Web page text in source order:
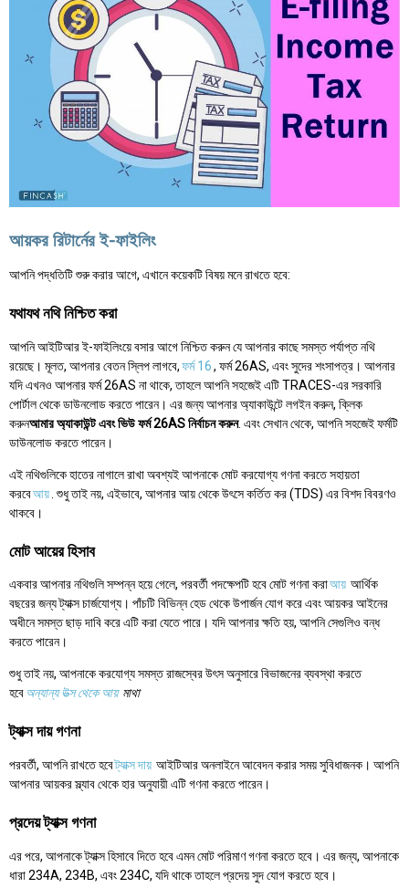
আয়কর রিটার্নের ই-ফাইলিং
আপনি পদ্ধতিটি শুরু করার আগে, এখানে কয়েকটি বিষয় মনে রাখতে হবে:
যথাযথ নথি নিশ্চিত করা
আপনি আইটিআর ই-ফাইলিংয়ে বসার আগে নিশ্চিত করুন যে আপনার কাছে সমস্ত পর্যাপ্ত নথি
রয়েছে। মূলত, আপনার বেতন স্লিপ লাগবে,ফর্ম 16, ফর্ম 26AS, এবং সুদের শংসাপত্র। আপনার
যদি এখনও আপনার ফর্ম 26AS না থাকে, তাহলে আপনি সহজেই এটি TRACES-এর সরকারি
পোর্টাল থেকে ডাউনলোড করতে পারেন। এর জন্য আপনার অ্যাকাউন্টে লগইন করুন, ক্লিক
করুনআমার অ্যাকাউন্ট এবং ভিউ ফর্ম 26AS নির্বাচন করুন. এবং সেখান থেকে, আপনি সহজেই ফর্মটি
ডাউনলোড করতে পারেন।
এই নথিগুলিকে হাতের নাগালে রাখা অবশ্যই আপনাকে মোট করযোগ্য গণনা করতে সহায়তা
করবেআয় . শুধু তাই নয়, এইভাবে, আপনার আয় থেকে উৎসে কর্তিত কর (TDS) এর বিশদ বিবরণও
থাকবে।
মোট আয়ের হিসাব
একবার আপনার নথিগুলি সম্পন্ন হয়ে গেলে, পরবর্তী পদক্ষেপটি হবে মোট গণনা করাআয় আর্থিক
বছরের জন্য ট্যাক্স চার্জযোগ্য। পাঁচটি বিভিন্ন হেড থেকে উপার্জন যোগ করে এবং আয়কর আইনের
অধীনে সমস্ত ছাড় দাবি করে এটি করা যেতে পারে। যদি আপনার ক্ষতি হয়, আপনি সেগুলিও বন্ধ
করতে পারেন।
শুধু তাই নয়, আপনাকে করযোগ্য সমস্ত রাজস্বের উৎস অনুসারে বিভাজনের ব্যবস্থা করতে
হবে অন্যান্য উত্স থেকে আয় মাথা
ট্যাক্স দায় গণনা
পরবর্তী, আপনি রাখতে হবেট্যাক্স দায় আইটিআর অনলাইনে আবেদন করার সময় সুবিধাজনক। আপনি
আপনার আয়কর স্ল্যাব থেকে হার অনুযায়ী এটি গণনা করতে পারেন।
প্রদেয় ট্যাক্স গণনা
এর পরে, আপনাকে ট্যাক্স হিসাবে দিতে হবে এমন মোট পরিমাণ গণনা করতে হবে। এর জন্য, আপনাকে
ধারা 234A, 234B, এবং 234C, যদি থাকে তাহলে প্রদেয় সুদ যোগ করতে হবে।